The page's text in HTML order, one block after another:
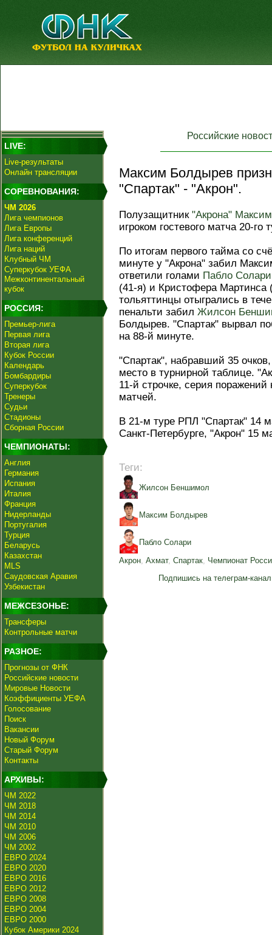
LIVE:
Live-результаты
Онлайн трансляции
СОРЕВНОВАНИЯ:
ЧМ 2026
Лига чемпионов
Лига Европы
Лига конференций
Лига наций
Клубный ЧМ
Суперкубок УЕФА
Межконтинентальный
кубок
РОССИЯ:
Премьер-лига
Первая лига
Вторая лига
Кубок России
Календарь
Бомбардиры
Суперкубок
Тренеры
Судьи
Стадионы
Сборная России
ЧЕМПИОНАТЫ:
Англия
Германия
Испания
Италия
Франция
Нидерланды
Португалия
Турция
Беларусь
Казахстан
MLS
Саудовская Аравия
Узбекистан
МЕЖСЕЗОНЬЕ:
Трансферы
Контрольные матчи
РАЗНОЕ:
Прогнозы от ФНК
Российские новости
Мировые Новости
Коэффициенты УЕФА
Голосование
Поиск
Вакансии
Новый Форум
Старый Форум
Контакты
АРХИВЫ:
ЧМ 2022
ЧМ 2018
ЧМ 2014
ЧМ 2010
ЧМ 2006
ЧМ 2002
ЕВРО 2024
ЕВРО 2020
ЕВРО 2016
ЕВРО 2012
ЕВРО 2008
ЕВРО 2004
ЕВРО 2000
Кубок Америки 2024
Российские
Максим Болдырев
"Спартак" - "Акрон".
Полузащитник "Акрона"
игроком гостевого матча 20-
По итогам первого тайма со
минуте у "Акрона" забил
ответили голами Пабло Солари
(41-я) и Кристофера Мартинса
тольяттинцы отыгрались в
пенальти забил Жилсон
Болдырев. "Спартак" вырвал
на 88-й минуте.
"Спартак", набравший 35
место в турнирной таблице.
11-й строчке, серия
матчей.
В 21-м туре РПЛ "Спартак" 14
Санкт-Петербурге, "Акрон" 15
Теги:
Жилсон Беншимол
Максим Болдырев
Пабло Солари
Акрон, Ахмат, Спартак, Чемпионат
Подпишись на телеграм-